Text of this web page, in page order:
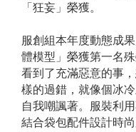
「狂妄」榮獲。
服創組本年度動態成
體模型」榮獲第一名殊
看到了充滿惡意的事
樣的過錯，就像個冰
自我嘲諷著。服裝利
結合袋包配件設計時